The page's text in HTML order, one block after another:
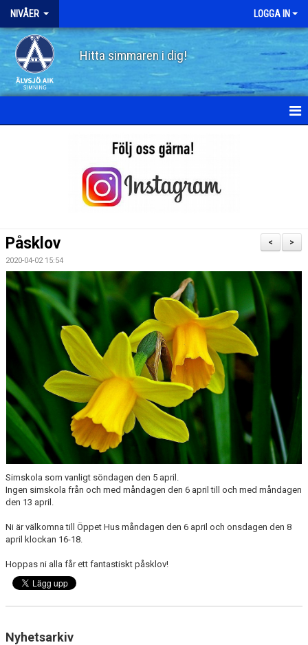
NIVÅER LOGGA IN
Hitta simmaren i dig!
HAJEN
DELFINEN
NÄR DU ÄR KLAR MED SIMSKOLAN
VANLIGA FRÅGOR
KALENDER
ARKIV
>
<
Påsklov
2020-04-02 15:54
Simskola som vanligt söndagen den 5 april.
Ingen simskola från och med måndagen den 6 april till och med måndagen
den 13 april.
Ni är välkomna till Öppet Hus måndagen den 6 april och onsdagen den 8
april klockan 16-18.
Hoppas ni alla får ett fantastiskt påsklov!
Nyhetsarkiv